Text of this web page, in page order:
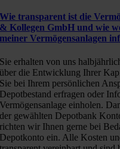
Wie transparent ist die
& Kollegen GmbH und wie
meiner Vermögensanlagen
Sie erhalten von uns
über die Entwicklung Ihrer
Sie bei Ihrem persönlichen
Depotbestand erfragen oder
Vermögensanlage einholen.
der gewählten Depotbank
richten wir Ihnen gerne bei
Depotkonto ein. Alle Kosten